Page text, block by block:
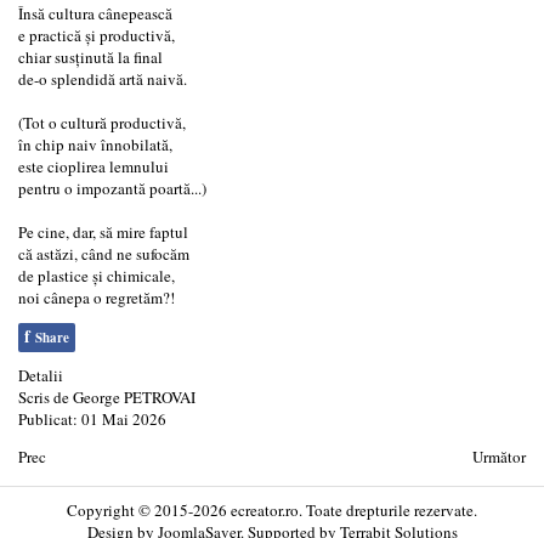
Însă cultura cânepească
e practică și productivă,
chiar susținută la final
de-o splendidă artă naivă.
(Tot o cultură productivă,
în chip naiv înnobilată,
este cioplirea lemnului
pentru o impozantă poartă...)
Pe cine, dar, să mire faptul
că astăzi, când ne sufocăm
de plastice și chimicale,
noi cânepa o regretăm?!
f Share
Detalii
Scris deGeorge PETROVAI
Publicat: 01 Mai 2026
Prec
Următor
Copyright © 2015-2026 ecreator.ro. Toate drepturile rezervate.
Design by JoomlaSaver. Supported by Terrabit Solutions